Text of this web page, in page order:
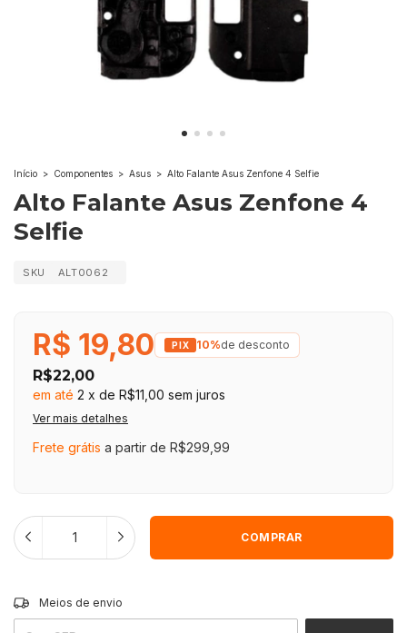
Início > Componentes > Asus > Alto Falante Asus Zenfone 4 Selfie
Alto Falante Asus Zenfone 4
Selfie
SKU ALT0062
R$ 19,80 10%de desconto
R$22,00
em até 2 x de R$11,00 sem juros
Ver mais detalhes
Frete grátis a partir de R$299,99
Entregas para o CEP:
Meios de envio